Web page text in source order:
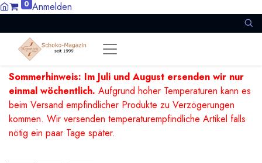
0 Anmelden
Sommerhinweis: Im Juli und August ersenden wir nur
einmal wöchentlich. Aufgrund hoher Temperaturen kann es
beim Versand empfindlicher Produkte zu Verzögerungen
kommen. Wir versenden temperaturempfindliche Artikel falls
nötig ein paar Tage später.